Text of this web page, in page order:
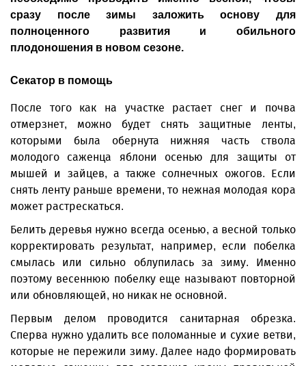
сразу после зимы заложить основу для
полноценного развития и обильного
плодоношения в новом сезоне.
Секатор в помощь
После того как на участке растает снег и почва
отмерзнет, можно будет снять защитные ленты,
которыми была обернута нижняя часть ствола
молодого саженца яблони осенью для защиты от
мышей и зайцев, а также солнечных ожогов. Если
снять ленту раньше времени, то нежная молодая кора
может растрескаться.
Белить деревья нужно всегда осенью, а весной только
корректировать результат, например, если побелка
смылась или сильно облупилась за зиму. Именно
поэтому весеннюю побелку еще называют повторной
или обновляющей, но никак не основной.
Первым делом проводится санитарная обрезка.
Сперва нужно удалить все поломанные и сухие ветви,
которые не пережили зиму. Далее надо формировать